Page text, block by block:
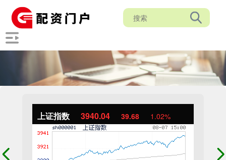
上证指数 3940.04 39.68 1.02%